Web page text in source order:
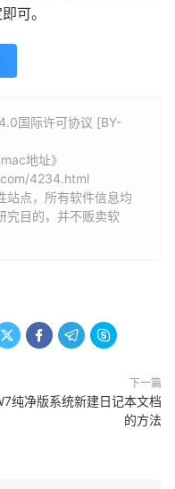
可。
国际许可协议 [BY-
地址》
4234.html
站点，所有软件信息均
究目的，并不贩卖软
   
下一篇
纯净版系统新建日记本文档
的方法